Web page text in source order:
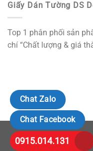
Giấy Dán Tường DS
Top 1 phân phối sản
chí “Chất lượng & giá
Copyright 2018
Chat Zalo
Chat Facebook
0915.014.131